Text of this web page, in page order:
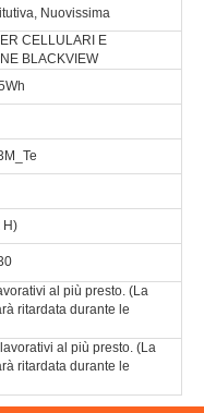
Nuovissima
CELLULARI E
BLACKVIEW
H)
al più presto. (La
ritardata durante le
al più presto. (La
ritardata durante le